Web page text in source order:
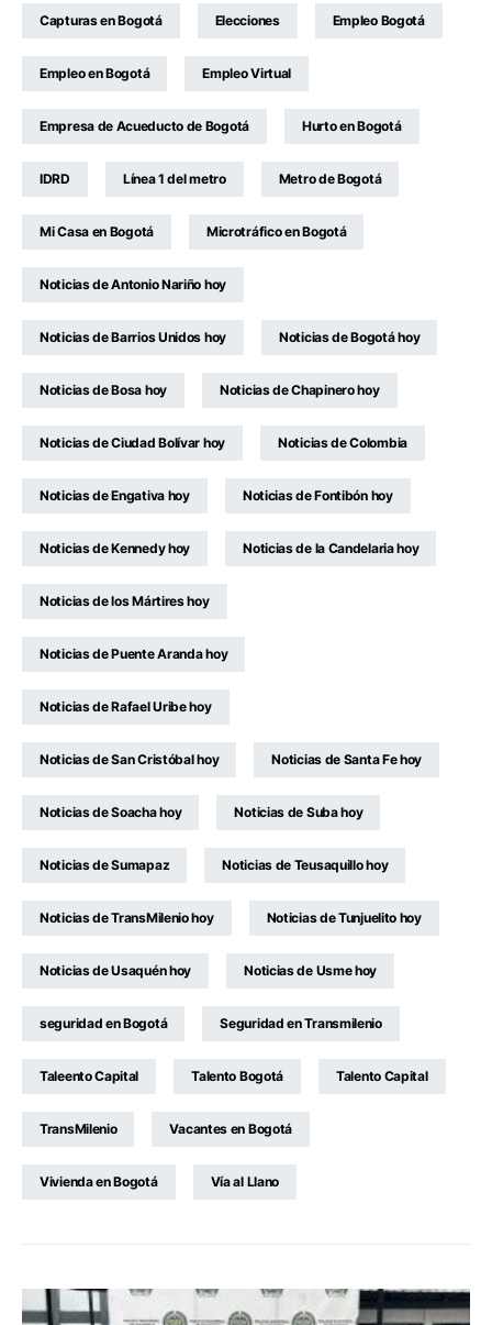
Capturas en Bogotá Elecciones Empleo Bogotá
Empleo en Bogotá Empleo Virtual
Empresa de Acueducto de Bogotá Hurto en Bogotá
IDRD Línea 1 del metro Metro de Bogotá
Mi Casa en Bogotá Microtráfico en Bogotá
Noticias de Antonio Nariño hoy
Noticias de Barrios Unidos hoy Noticias de Bogotá hoy
Noticias de Bosa hoy Noticias de Chapinero hoy
Noticias de Ciudad Bolívar hoy Noticias de Colombia
Noticias de Engativa hoy Noticias de Fontibón hoy
Noticias de Kennedy hoy Noticias de la Candelaria hoy
Noticias de los Mártires hoy
Noticias de Puente Aranda hoy
Noticias de Rafael Uribe hoy
Noticias de San Cristóbal hoy Noticias de Santa Fe hoy
Noticias de Soacha hoy Noticias de Suba hoy
Noticias de Sumapaz Noticias de Teusaquillo hoy
Noticias de TransMilenio hoy Noticias de Tunjuelito hoy
Noticias de Usaquén hoy Noticias de Usme hoy
seguridad en Bogotá Seguridad en Transmilenio
Taleento Capital Talento Bogotá Talento Capital
TransMilenio Vacantes en Bogotá
Vivienda en Bogotá Vía al Llano